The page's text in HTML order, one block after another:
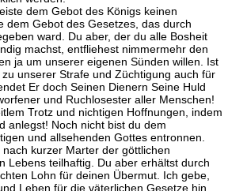
dem Gebot des Königs keinen
dem Gebot des Gesetzes, das durch
ward. Du aber, der du alle Bosheit
machst, entfliehest nimmermehr den
ja um unserer eigenen Sünden willen. Ist
unserer Strafe und Züchtigung auch für
Er doch Seinen Dienern Seine Huld
und Ruchlosester aller Menschen!
Trotz und nichtigen Hoffnungen, indem
anlegst! Noch nicht bist du dem
und allsehenden Gottes entronnen.
kurzer Marter der göttlichen
Lebens teilhaftig. Du aber erhältst durch
Lohn für deinen Übermut. Ich gebe,
Leben für die väterlichen Gesetze hin.